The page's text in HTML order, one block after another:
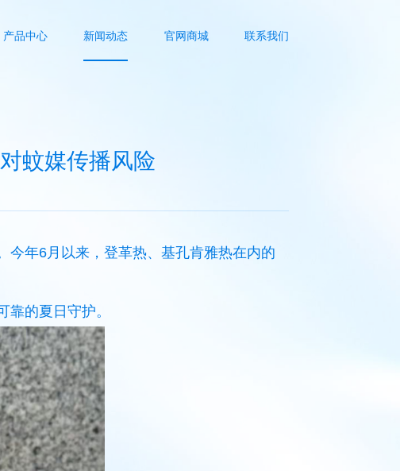
产品中心 新闻动态 官网商城 联系我们
蚊媒传播风险
今年6月以来，登革热、基孔肯雅热在内的
的夏日守护。